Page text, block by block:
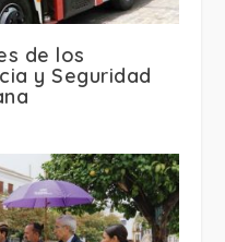
de los
y Seguridad